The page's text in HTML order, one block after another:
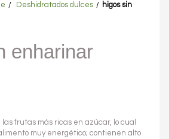
Deshidratados dulces
higos sin
enharinar
las frutas más ricas en azúcar, lo cual
muy energético; contienen alto